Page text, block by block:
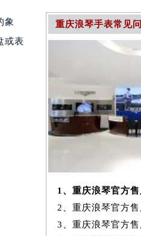
象
或表
重庆浪琴手表常见